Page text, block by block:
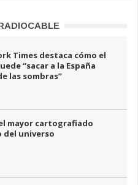
Times destaca cómo el
“sacar a la España
las sombras”
mayor cartografiado
del universo